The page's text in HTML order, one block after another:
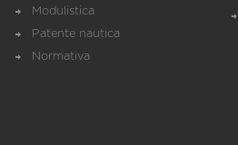
Modulistica
Patente nautica
Normativa